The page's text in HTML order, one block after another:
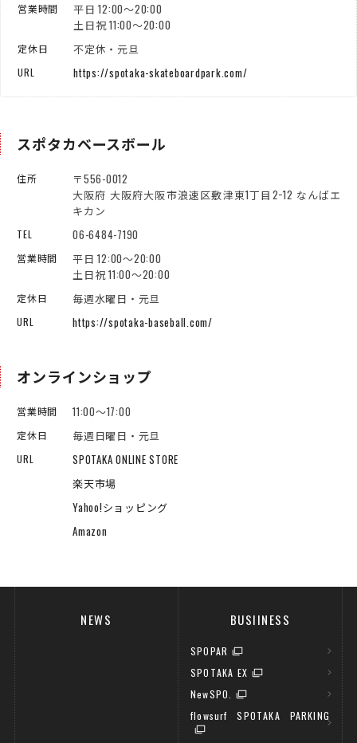
営業時間
平日 12:00～20:00
土日祝 11:00～20:00
定休日 不定休・元旦
URL https://spotaka-skateboardpark.com/
スポタカベースボール
住所
〒556-0012
大阪府 大阪府大阪市浪速区敷津東1丁目2−12 なんばエ
キカン
TEL 06-6484-7190
営業時間
平日 12:00～20:00
土日祝 11:00～20:00
定休日 毎週水曜日・元旦
URL https://spotaka-baseball.com/
オンラインショップ
営業時間 11:00～17:00
定休日 毎週日曜日・元旦
URL
SPOTAKA ONLINE STORE
楽天市場
Yahoo!ショッピング
Amazon
NEWS BUSIINESS
SPOPAR
SPOTAKA EX
NewSPO.
flowsurf SPOTAKA PARKING